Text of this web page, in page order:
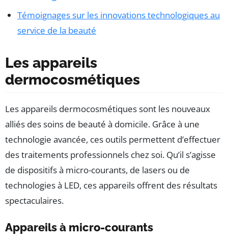
Témoignages sur les innovations technologiques au
service de la beauté
Les appareils
dermocosmétiques
Les appareils dermocosmétiques sont les nouveaux
alliés des soins de beauté à domicile. Grâce à une
technologie avancée, ces outils permettent d’effectuer
des traitements professionnels chez soi. Qu’il s’agisse
de dispositifs à micro-courants, de lasers ou de
technologies à LED, ces appareils offrent des résultats
spectaculaires.
Appareils à micro-courants